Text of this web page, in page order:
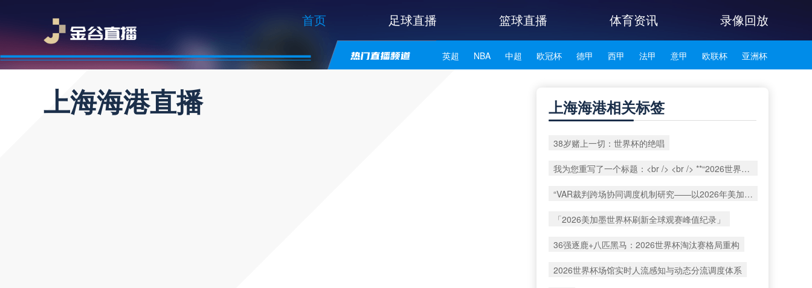
首页 足球直播 篮球直播 体育资讯 录像回放
英超 NBA 中超 欧冠杯 德甲 西甲 法甲 意甲 欧联杯 亚洲杯
上海海港直播 上海海港相关标签
38岁赌上一切：世界杯的绝唱
我为您重写了一个标题：<br /> <br /> **“2026世界杯多语裁判协同系统：技术兼容性与实时运行效能评估”**
“VAR裁判跨场协同调度机制研究——以2026年美加墨世界杯赛事为例”
「2026美加墨世界杯刷新全球观赛峰值纪录」
36强逐鹿+八匹黑马：2026世界杯淘汰赛格局重构
2026世界杯场馆实时人流感知与动态分流调度体系